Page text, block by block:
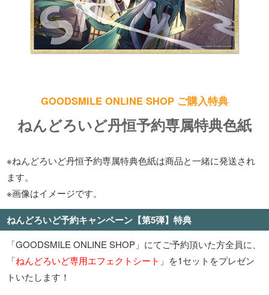
GOODSMILE ONLINE SHOP ご購入特典
ねんどろいど丹恒予約専属特典色紙
※ねんどろいど丹恒予約専属特典色紙は商品と一緒に発送され
ます。
※画像はイメージです。
ねんどろいど予約キャンペーン【第5弾】特典
「GOODSMILE ONLINE SHOP」にてご予約頂いた方全員に、
「ねんどろいど専用エフェクトシート 」を1セットをプレゼン
トいたします！